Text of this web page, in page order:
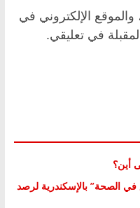
الإلكتروني في
في تعليقي.
أين؟
الصحة” بالإسكندرية لرصد